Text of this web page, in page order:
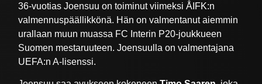
36-vuotias Joensuu on toiminut viimeksi ÅIFK:n
valmennuspäällikkönä. Hän on valmentanut aiemmin
urallaan muun muassa FC Interin P20-joukkueen
Suomen mestaruuteen. Joensuulla on valmentajana
UEFA:n A-lisenssi.